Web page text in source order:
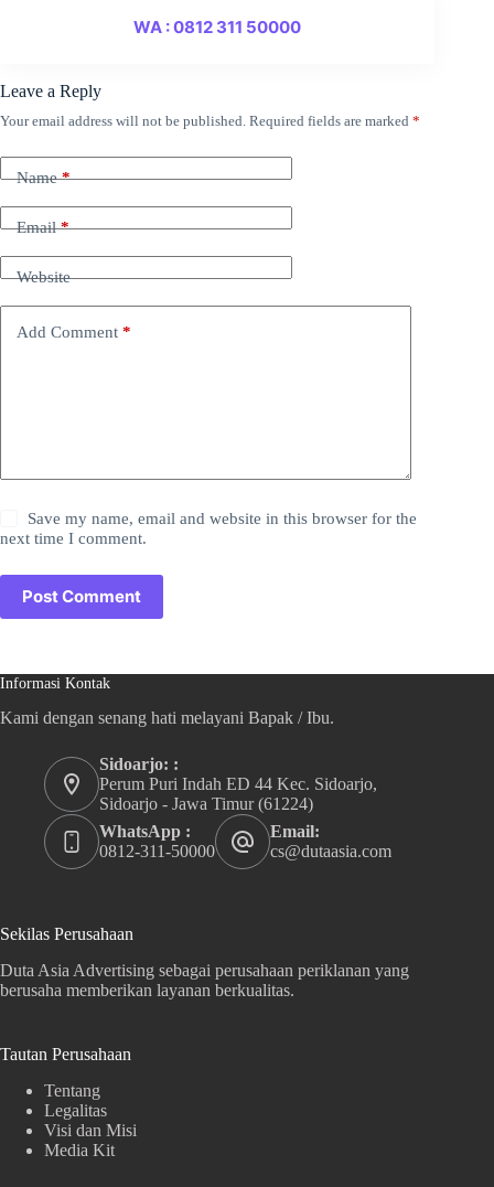
WA : 0812 311 50000
Leave a Reply
Your email address will not be published. Required fields are marked *
Name*
Email*
Website
Add Comment *
Save my name, email and website in this browser for the
next time I comment.
Post Comment
Informasi Kontak
Kami dengan senang hati melayani Bapak / Ibu.
Sidoarjo: :
Perum Puri Indah ED 44 Kec. Sidoarjo,
Sidoarjo - Jawa Timur (61224)
WhatsApp :
0812-311-50000
Email:
cs@dutaasia.com
Sekilas Perusahaan
Duta Asia Advertising sebagai perusahaan periklanan yang
berusaha memberikan layanan berkualitas.
Tautan Perusahaan
Tentang
Legalitas
Visi dan Misi
Media Kit